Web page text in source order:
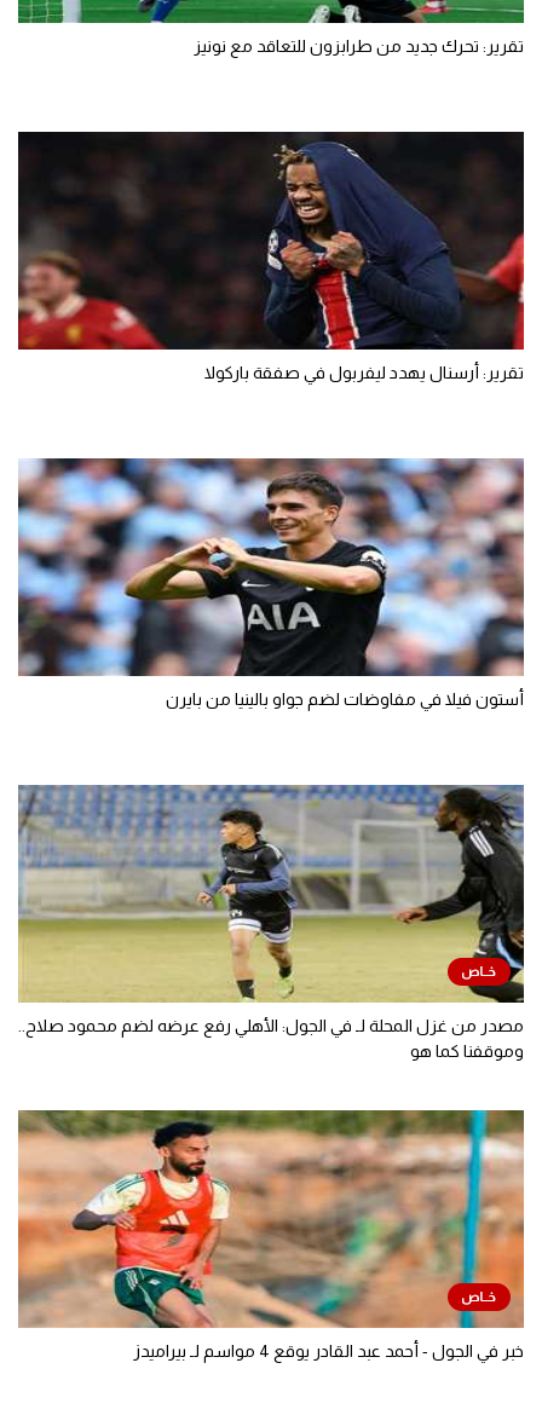
تقرير: تحرك جديد من طرابزون للتعاقد مع نونيز
تقرير: أرسنال يهدد ليفربول في صفقة باركولا
أستون فيلا في مفاوضات لضم جواو بالينيا من بايرن
مصدر من غزل المحلة لـ في الجول: الأهلي رفع عرضه لضم محمود صلاح..
وموقفنا كما هو
خبر في الجول - أحمد عبد القادر يوقع 4 مواسم لـ بيراميدز